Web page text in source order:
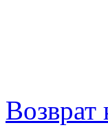
Возврат